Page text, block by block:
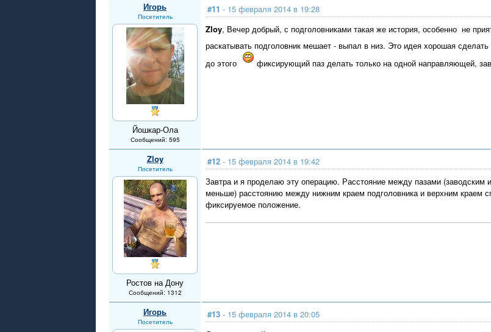
Игорь
Посетитель
Йошкар-Ола
Сообщений: 595
#11 - 15 февраля 2014 в 19:28
Zloy, Вечер добрый, с подголовниками такая же история, особенно не
раскатывать подголовник мешает - выпал в низ. Это идея хорошая
до этого
фиксирующий паз делать только на одной направляющей,
Zloy
Посетитель
Ростов на Дону
Сообщений: 1312
#12 - 15 февраля 2014 в 19:42
Завтра и я проделаю эту операцию. Расстояние между пазами
меньше) расстоянию между нижним краем подголовника и верхним краем
фиксируемое положение.
Игорь
Посетитель
#13 - 15 февраля 2014 в 20:05